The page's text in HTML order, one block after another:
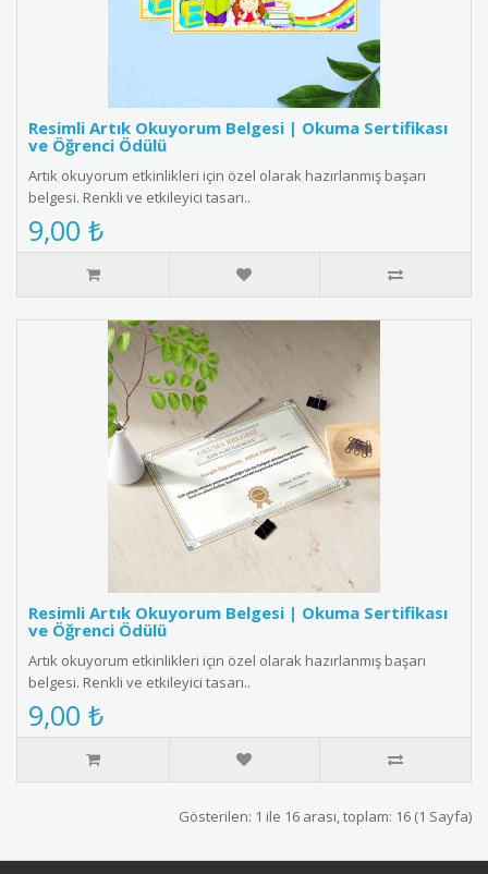
Resimli Artık Okuyorum Belgesi | Okuma Sertifikası
ve Öğrenci Ödülü
Artık okuyorum etkinlikleri için özel olarak hazırlanmış başarı
belgesi. Renkli ve etkileyici tasarı..
9,00 ₺
Resimli Artık Okuyorum Belgesi | Okuma Sertifikası
ve Öğrenci Ödülü
Artık okuyorum etkinlikleri için özel olarak hazırlanmış başarı
belgesi. Renkli ve etkileyici tasarı..
9,00 ₺
Gösterilen: 1 ile 16 arası, toplam: 16 (1 Sayfa)